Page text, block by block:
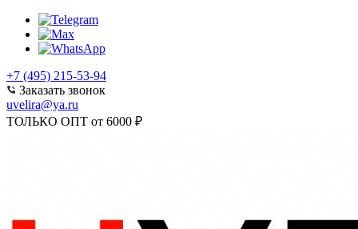
+7 (495) 215-53-94
Заказать звонок
uvelira@ya.ru
ТОЛЬКО ОПТ от 6000 ₽